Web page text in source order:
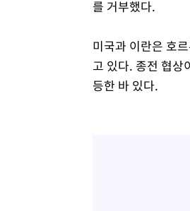
를 거부했다.
미국과 이란은 호
고 있다. 종전 협상
등한 바 있다.